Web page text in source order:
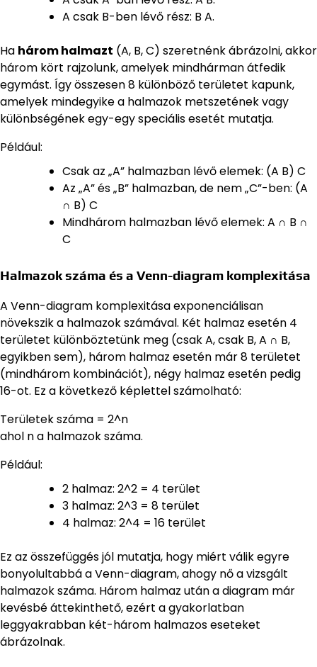
A csak B-ben lévő rész: B A.
Ha három halmazt (A, B, C) szeretnénk ábrázolni, akkor
három kört rajzolunk, amelyek mindhárman átfedik
egymást. Így összesen 8 különböző területet kapunk,
amelyek mindegyike a halmazok metszetének vagy
különbségének egy-egy speciális esetét mutatja.
Például:
Csak az „A” halmazban lévő elemek: (A B) C
Az „A” és „B” halmazban, de nem „C”-ben: (A
∩ B) C
Mindhárom halmazban lévő elemek: A ∩ B ∩
C
Halmazok száma és a Venn-diagram komplexitása
A Venn-diagram komplexitása exponenciálisan
növekszik a halmazok számával. Két halmaz esetén 4
területet különböztetünk meg (csak A, csak B, A ∩ B,
egyikben sem), három halmaz esetén már 8 területet
(mindhárom kombinációt), négy halmaz esetén pedig
16-ot. Ez a következő képlettel számolható:
Területek száma = 2^n
ahol n a halmazok száma.
Például:
2 halmaz: 2^2 = 4 terület
3 halmaz: 2^3 = 8 terület
4 halmaz: 2^4 = 16 terület
Ez az összefüggés jól mutatja, hogy miért válik egyre
bonyolultabbá a Venn-diagram, ahogy nő a vizsgált
halmazok száma. Három halmaz után a diagram már
kevésbé áttekinthető, ezért a gyakorlatban
leggyakrabban két-három halmazos eseteket
ábrázolnak.